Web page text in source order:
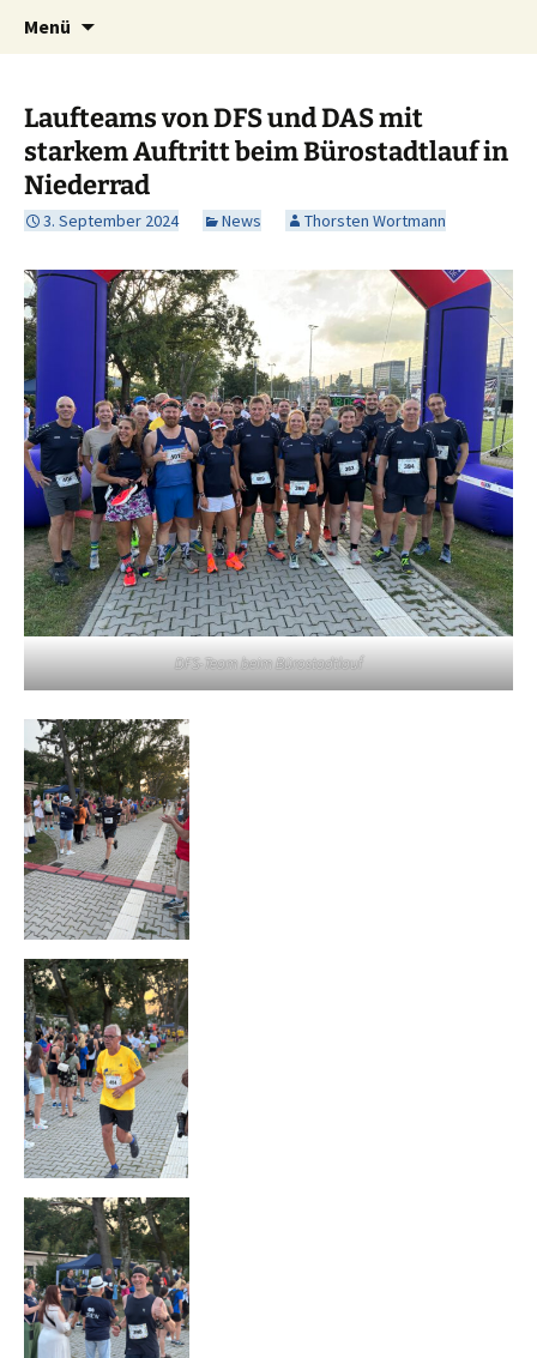
DFS Betriebssportverein e.V.
Menü
Laufteams von DFS und DAS mit
starkem Auftritt beim Bürostadtlauf in
Niederrad
3. September 2024 News Thorsten Wortmann
DFS-Team beim Bürostadtlauf